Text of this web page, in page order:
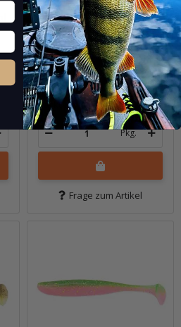
4" Easy Shiner - Delta
Craw
Sofort verfügbar
6,99 €*
Packung: 7 Stk.
Pkg.
Frage zum Artikel